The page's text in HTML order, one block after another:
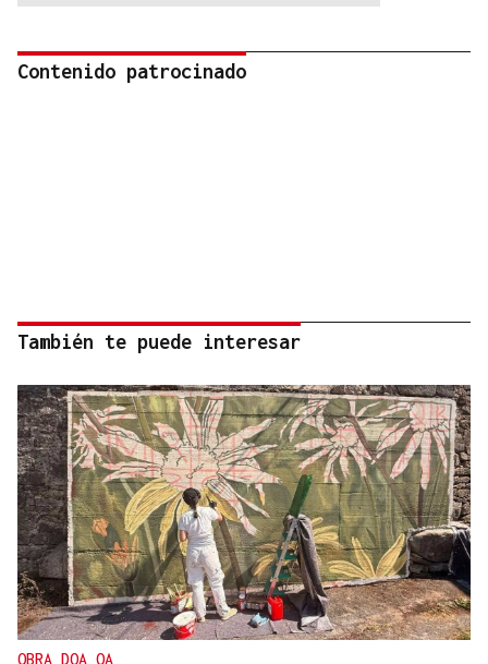
Contenido patrocinado
También te puede interesar
OBRA DOA OA